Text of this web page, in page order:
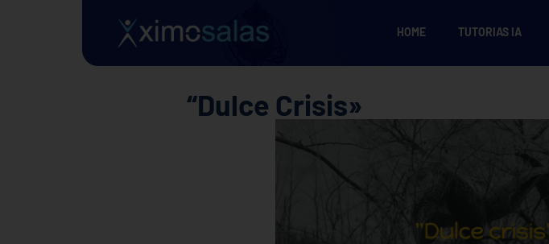
HOME TUTORIAS IA
“Dulce Crisis»